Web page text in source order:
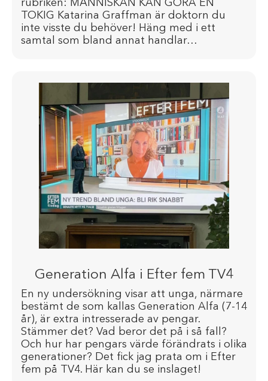
rubriken: MÄNNISKAN KAN GÖRA EN
TOKIG Katarina Graffman är doktorn du
inte visste du behöver! Häng med i ett
samtal som bland annat handlar…
Generation Alfa i Efter fem TV4
En ny undersökning visar att unga, närmare
bestämt de som kallas Generation Alfa (7-14
år), är extra intresserade av pengar.
Stämmer det? Vad beror det på i så fall?
Och hur har pengars värde förändrats i olika
generationer? Det fick jag prata om i Efter
fem på TV4. Här kan du se inslaget!